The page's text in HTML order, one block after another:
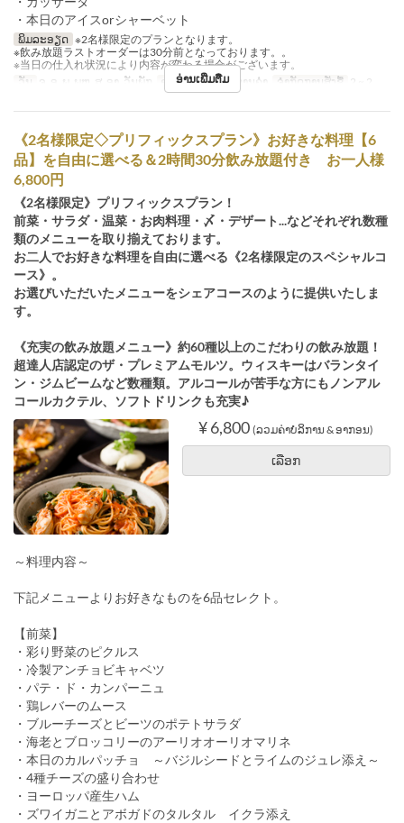
・本日のアイスorシャーベット
ພິມລະອຽດ ※2名様限定のプランとなります。
※飲み放題ラストオーダーは30分前となっております。。
※当日の仕入れ状況により内容が変わる場合がございます。
ວັນ
ຈ, ອ, ພ, ພຫ, ສ, ອາ, ວັນພັກ ຄາບອາຫານ ອາຫານຄ່ຳ ຈຳກັດການສັ່ງຊື້ 2 ~ 2
ອ່ານເພີ່ມຕື່ມ
《2名様限定◇プリフィックスプラン》お好きな料理【6
品】を自由に選べる＆2時間30分飲み放題付き お一人様
6,800円
《2名様限定》プリフィックスプラン！
前菜・サラダ・温菜・お肉料理・〆・デザート...などそれぞれ数種
類のメニューを取り揃えております。
お二人でお好きな料理を自由に選べる《2名様限定のスペシャルコ
ース》。
お選びいただいたメニューをシェアコースのように提供いたしま
す。
《充実の飲み放題メニュー》約60種以上のこだわりの飲み放題！
超達人店認定のザ・プレミアムモルツ。ウィスキーはバランタイ
ン・ジムビームなど数種類。アルコールが苦手な方にもノンアル
コールカクテル、ソフトドリンクも充実♪
¥ 6,800 (ລວມຄ່າບໍລິການ & ອາກອນ)
ເລືອກ
～料理内容～
下記メニューよりお好きなものを6品セレクト。
【前菜】
・彩り野菜のピクルス
・冷製アンチョビキャベツ
・パテ・ド・カンパーニュ
・鶏レバーのムース
・ブルーチーズとビーツのポテトサラダ
・海老とブロッコリーのアーリオオーリオマリネ
・本日のカルパッチョ ～バジルシードとライムのジュレ添え～
・4種チーズの盛り合わせ
・ヨーロッパ産生ハム
・ズワイガニとアボガドのタルタル イクラ添え